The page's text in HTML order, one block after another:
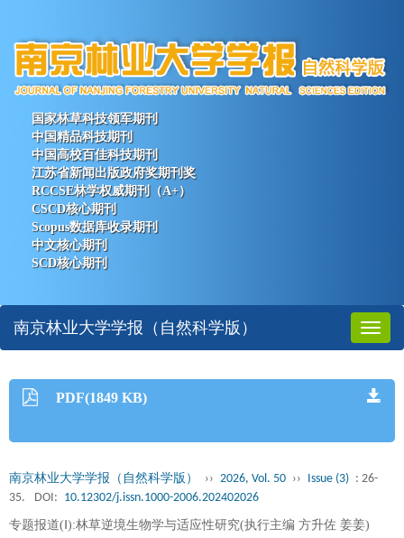
国家林草科技领军期刊
中国精品科技期刊
中国高校百佳科技期刊
江苏省新闻出版政府奖期刊奖
RCCSE林学权威期刊（A+）
CSCD核心期刊
Scopus数据库收录期刊
中文核心期刊
SCD核心期刊
Toggle
南京林业大学学报（自然科学版）
PDF(1849 KB)
南京林业大学学报（自然科学版） ›› 2026, Vol. 50 ›› Issue (3) : 26-
35.
DOI: 10.12302/j.issn.1000-2006.202402026
专题报道(Ⅰ):林草逆境生物学与适应性研究(执行主编 方升佐 姜姜)